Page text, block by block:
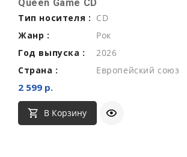
Queen Game CD
Тип носителя : CD
Жанр :
Рок
Год выпуска :
2026
Страна :
Европейский союз
2 599 р.
В Корзину